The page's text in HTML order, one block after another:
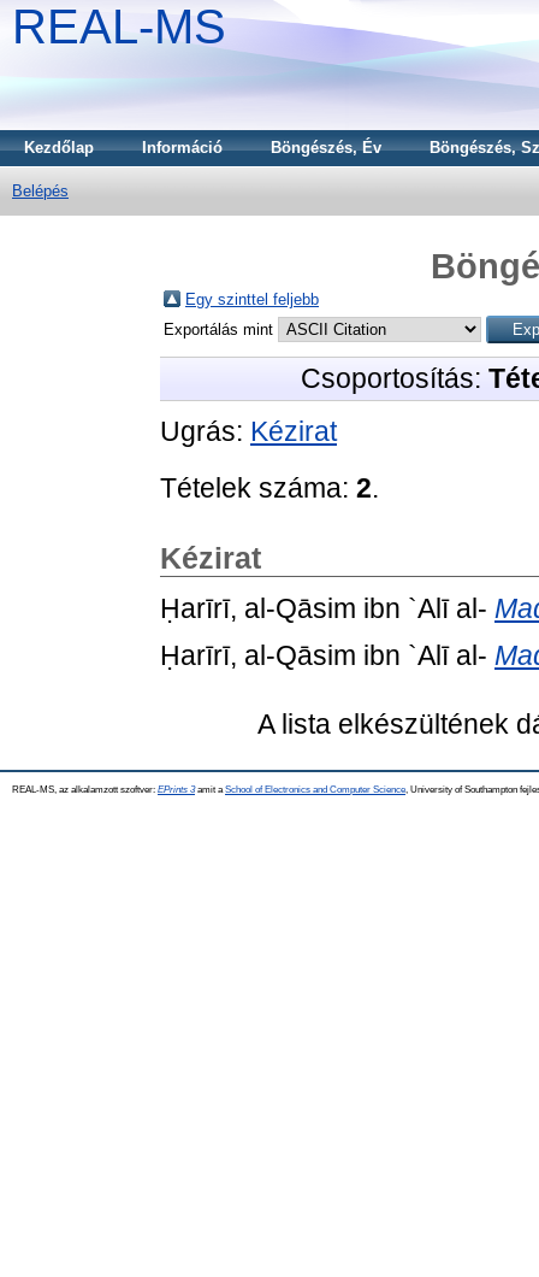
REAL-MS
Kezdőlap Információ Böngészés, Év Böngészés,
Belépés
Egy szinttel feljebb
Exportálás mint
Csoportosítás:
Ugrás: Kézirat
Tételek száma: 2.
Kézirat
Ḥarīrī, al-Qāsim ibn `Alī al-
Ḥarīrī, al-Qāsim ibn `Alī al-
A lista elkészültének
REAL-MS, az alkalamzott szoftver: EPrints 3amit a School of Electronics and Computer Science , University of Southampton